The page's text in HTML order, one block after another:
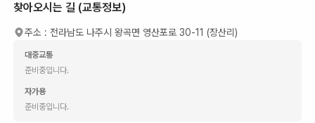
찾아오시는 길 (교통정보)
주소 : 전라남도 나주시 왕곡면 영산포로 30-11 (장산리)
대중교통
준비중입니다.
자가용
준비중입니다.